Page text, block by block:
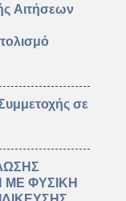
Αιτήσεων
σε
ΜΕ ΦΥΣΙΚΗ